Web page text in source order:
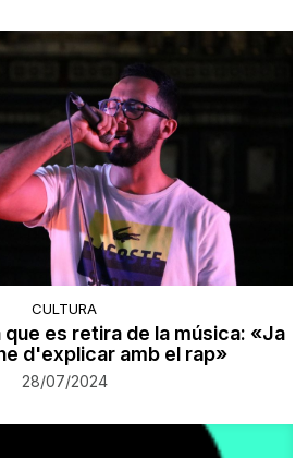
CULTURA
es retira de la música: «Ja
d'explicar amb el rap»
28/07/2024